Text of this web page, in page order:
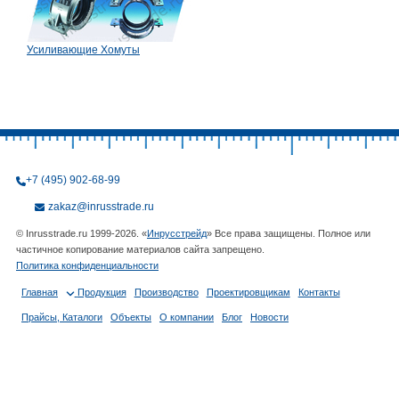
Усиливающие Хомуты
+7 (495) 902-68-99
zakaz@inrusstrade.ru
© Inrusstrade.ru 1999-2026. «Инрусстрейд» Все права защищены. Полное или
частичное копирование материалов сайта запрещено.
Политика конфиденциальности
Главная Продукция Производство Проектировщикам Контакты
Прайсы, Каталоги Объекты О компании Блог Новости